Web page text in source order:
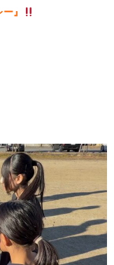
』